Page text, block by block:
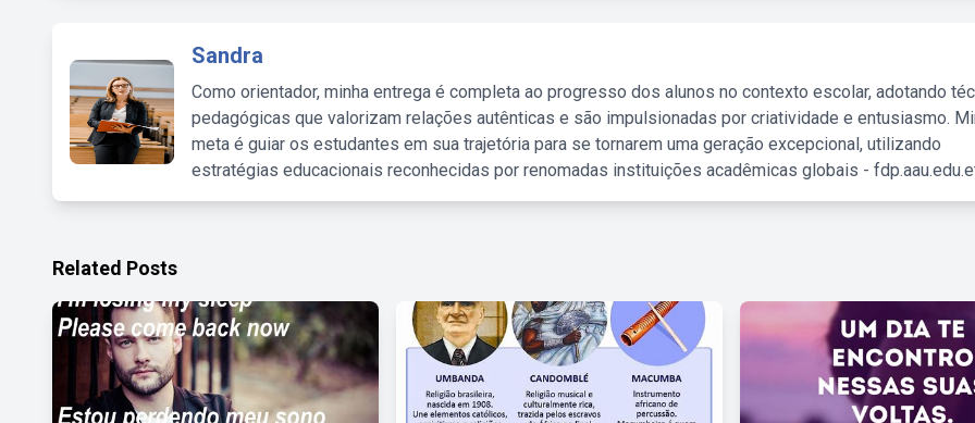
Sandra
Como orientador, minha entrega é completa ao progresso dos alunos no contexto escolar, adotando
pedagógicas que valorizam relações autênticas e são impulsionadas por criatividade e entusiasmo.
meta é guiar os estudantes em sua trajetória para se tornarem uma geração excepcional, utilizando
estratégias educacionais reconhecidas por renomadas instituições acadêmicas globais -
Related Posts